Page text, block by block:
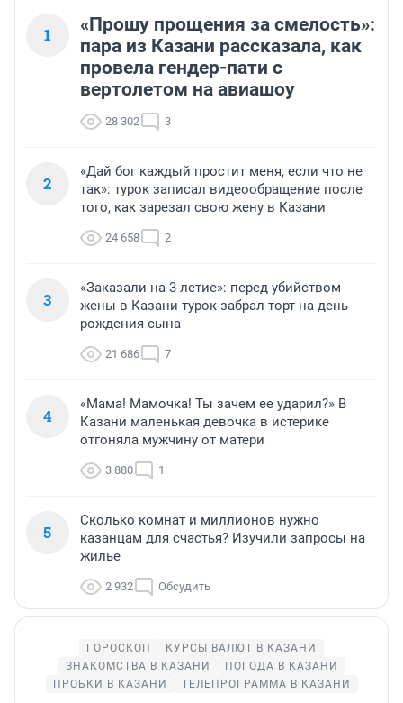
1
«Прошу прощения за смелость»:
пара из Казани рассказала, как
провела гендер-пати с
вертолетом на авиашоу
28 302 3
2
«Дай бог каждый простит меня, если что не
так»: турок записал видеообращение после
того, как зарезал свою жену в Казани
24 658 2
3
«Заказали на 3-летие»: перед убийством
жены в Казани турок забрал торт на день
рождения сына
21 686 7
4
«Мама! Мамочка! Ты зачем ее ударил?» В
Казани маленькая девочка в истерике
отгоняла мужчину от матери
3 880 1
5
Сколько комнат и миллионов нужно
казанцам для счастья? Изучили запросы на
жилье
2 932 Обсудить
ГОРОСКОП
КУРСЫ ВАЛЮТ В КАЗАНИ
ЗНАКОМСТВА В КАЗАНИ
ПОГОДА В КАЗАНИ
ПРОБКИ В КАЗАНИ
ТЕЛЕПРОГРАММА В КАЗАНИ